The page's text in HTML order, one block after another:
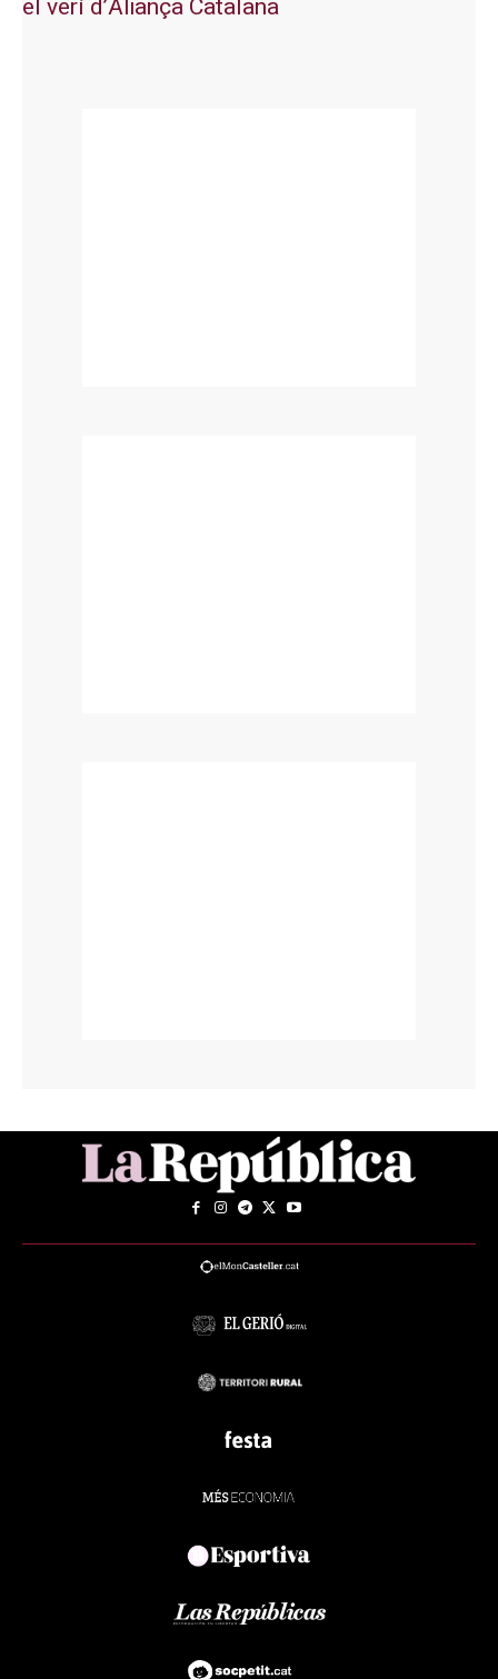
el verí d’Aliança Catalana